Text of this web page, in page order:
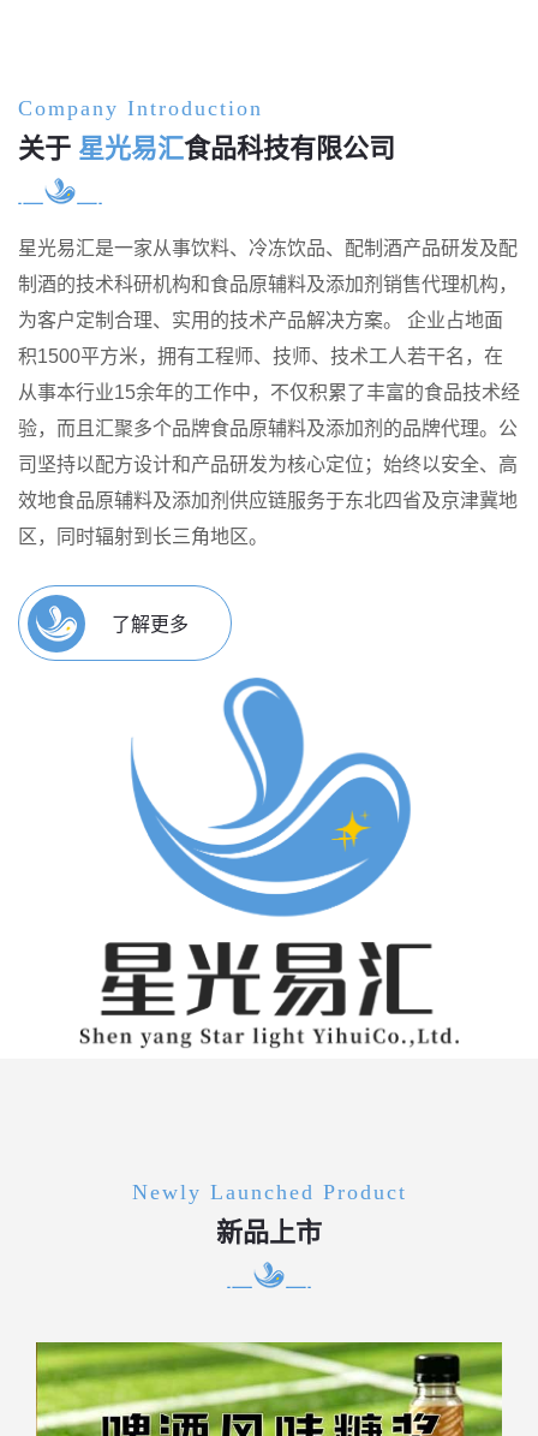
Company Introduction
关于 星光易汇食品科技有限公司
星光易汇是一家从事饮料、冷冻饮品、配制酒产品研发及配
制酒的技术科研机构和食品原辅料及添加剂销售代理机构，
为客户定制合理、实用的技术产品解决方案。 企业占地面
积1500平方米，拥有工程师、技师、技术工人若干名，在
从事本行业15余年的工作中，不仅积累了丰富的食品技术经
验，而且汇聚多个品牌食品原辅料及添加剂的品牌代理。公
司坚持以配方设计和产品研发为核心定位；始终以安全、高
效地食品原辅料及添加剂供应链服务于东北四省及京津冀地
区，同时辐射到长三角地区。
了解更多
Newly Launched Product
新品上市